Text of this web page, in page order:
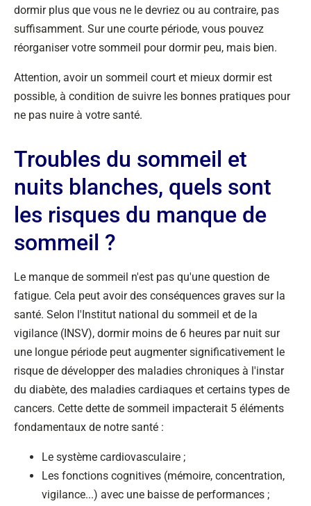
dormir plus que vous ne le devriez ou au contraire, pas
suffisamment. Sur une courte période, vous pouvez
réorganiser votre sommeil pour dormir peu, mais bien.
Attention, avoir un sommeil court et mieux dormir est
possible, à condition de suivre les bonnes pratiques pour
ne pas nuire à votre santé.
Troubles du sommeil et
nuits blanches, quels sont
les risques du manque de
sommeil ?
Le manque de sommeil n'est pas qu'une question de
fatigue. Cela peut avoir des conséquences graves sur la
santé. Selon l'Institut national du sommeil et de la
vigilance (INSV), dormir moins de 6 heures par nuit sur
une longue période peut augmenter significativement le
risque de développer des maladies chroniques à l'instar
du diabète, des maladies cardiaques et certains types de
cancers. Cette dette de sommeil impacterait 5 éléments
fondamentaux de notre santé :
Le système cardiovasculaire ;
Les fonctions cognitives (mémoire, concentration,
vigilance...) avec une baisse de performances ;